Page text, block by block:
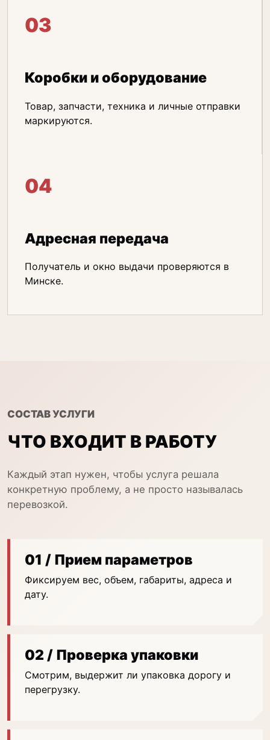
03
Коробки и оборудование
Товар, запчасти, техника и личные отправки
маркируются.
04
Адресная передача
Получатель и окно выдачи проверяются в
Минске.
СОСТАВ УСЛУГИ
ЧТО ВХОДИТ В РАБОТУ
Каждый этап нужен, чтобы услуга решала
конкретную проблему, а не просто называлась
перевозкой.
01 / Прием параметров
Фиксируем вес, объем, габариты, адреса и
дату.
02 / Проверка упаковки
Смотрим, выдержит ли упаковка дорогу и
перегрузку.